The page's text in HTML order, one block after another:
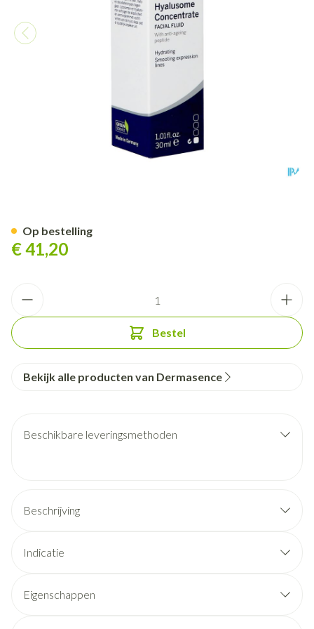
€ 41,20
Bestel
Op bestelling
Bekijk alle producten van Dermasence
Beschikbare leveringsmethoden
Beschrijving
Indicatie
Eigenschappen